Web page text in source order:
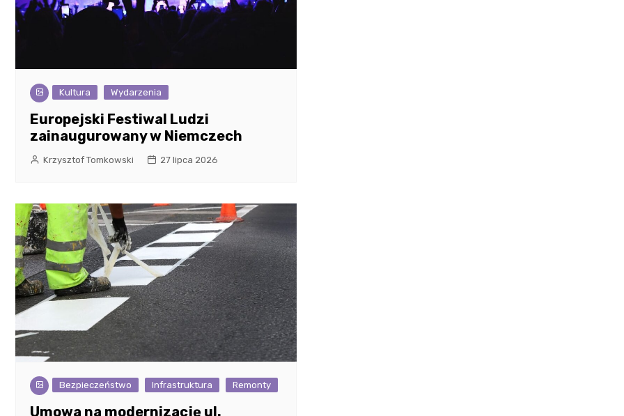
Kultura Wydarzenia
Europejski Festiwal Ludzi
zainaugurowany w Niemczech
Krzysztof Tomkowski 27 lipca 2026
Bezpieczeństwo Infrastruktura Remonty
Umowa na modernizację ul.